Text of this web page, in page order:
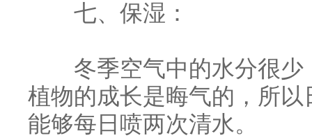
七、保湿：
冬季空气中的水分很少
植物的成长是晦气的，所
能够每日喷两次清水。